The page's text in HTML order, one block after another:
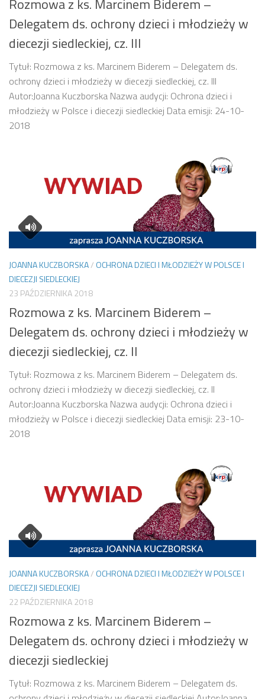
Delegatem ds. ochrony dzieci i młodzieży w
diecezji siedleckiej, cz. III
Tytuł: Rozmowa z ks. Marcinem Biderem – Delegatem ds.
ochrony dzieci i młodzieży w diecezji siedleckiej, cz. III
Autor:Joanna Kuczborska Nazwa audycji: Ochrona dzieci i
młodzieży w Polsce i diecezji siedleckiej Data emisji: 24-10-
2018
JOANNA KUCZBORSKA/ OCHRONA DZIECI I MŁODZIEŻY W POLSCE I
DIECEZJI SIEDLECKIEJ
23 PAŹDZIERNIKA 2018
Rozmowa z ks. Marcinem Biderem –
Delegatem ds. ochrony dzieci i młodzieży w
diecezji siedleckiej, cz. II
Tytuł: Rozmowa z ks. Marcinem Biderem – Delegatem ds.
ochrony dzieci i młodzieży w diecezji siedleckiej, cz. II
Autor:Joanna Kuczborska Nazwa audycji: Ochrona dzieci i
młodzieży w Polsce i diecezji siedleckiej Data emisji: 23-10-
2018
JOANNA KUCZBORSKA/ OCHRONA DZIECI I MŁODZIEŻY W POLSCE I
DIECEZJI SIEDLECKIEJ
22 PAŹDZIERNIKA 2018
Rozmowa z ks. Marcinem Biderem –
Delegatem ds. ochrony dzieci i młodzieży w
diecezji siedleckiej
Tytuł: Rozmowa z ks. Marcinem Biderem – Delegatem ds.